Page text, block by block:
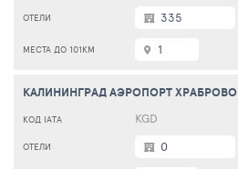
335
1
КАЛИНИНГРАД АЭРОПОРТ ХРАБРОВО
KGD
0